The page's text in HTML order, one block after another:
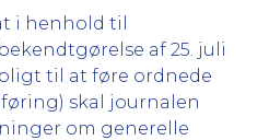
i henhold til
af 25. juli
til at føre ordnede
skal journalen
om generelle